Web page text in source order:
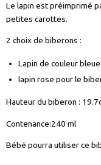
Le lapin est préimprimé
petites carottes.
2 choix de biberons :
Lapin de couleur
lapin rose pour le
Hauteur du biberon :
Contenance:240 ml
Bébé pourra utiliser ce